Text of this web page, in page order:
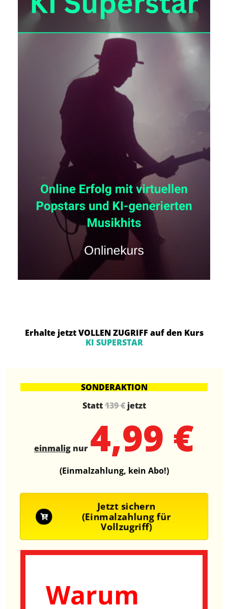
Erhalte jetzt VOLLEN ZUGRIFF auf den Kurs
KI SUPERSTAR
SONDERAKTION
Statt139 €jetzt
einmalig nur 4,99 €
(Einmalzahlung, kein Abo!)
Jetzt sichern
(Einmalzahlung für
Vollzugriff)
Warum